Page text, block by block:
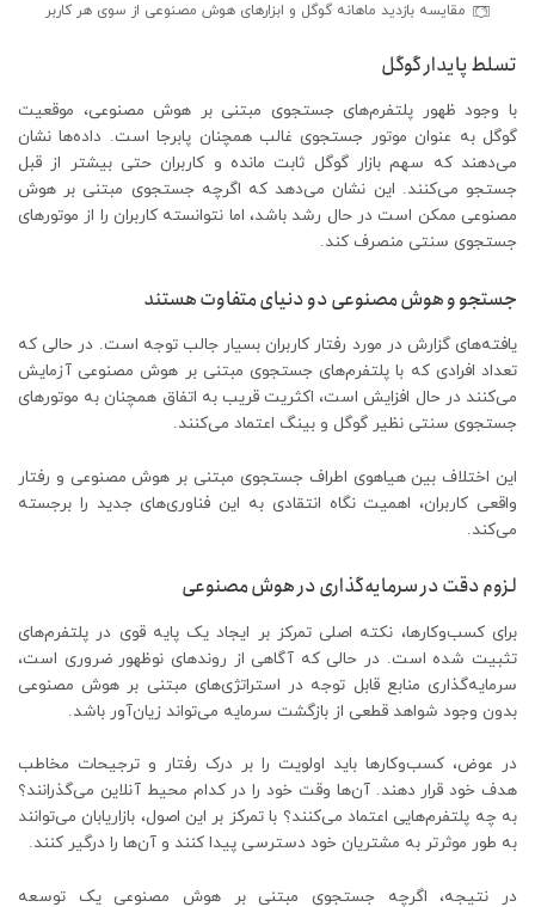
مقایسه بازدید ماهانه گوگل و ابزارهای هوش مصنوعی از سوی هر کاربر
تسلط پایدار گوگل
با وجود ظهور پلتفرم‌های جستجوی مبتنی بر هوش مصنوعی، موقعیت
گوگل به عنوان موتور جستجوی غالب همچنان پابرجا است. داده‌ها نشان
می‌دهند که سهم بازار گوگل ثابت مانده و کاربران حتی بیشتر از قبل
جستجو می‌کنند. این نشان می‌دهد که اگرچه جستجوی مبتنی بر هوش
مصنوعی ممکن است در حال رشد باشد، اما نتوانسته کاربران را از موتورهای
جستجوی سنتی منصرف کند.
جستجو و هوش مصنوعی دو دنیای متفاوت هستند
یافته‌های گزارش در مورد رفتار کاربران بسیار جالب توجه است. در حالی که
تعداد افرادی که با پلتفرم‌های جستجوی مبتنی بر هوش مصنوعی آزمایش
می‌کنند در حال افزایش است، اکثریت قریب به اتفاق همچنان به موتورهای
جستجوی سنتی نظیر گوگل و بینگ اعتماد می‌کنند.
این اختلاف بین هیاهوی اطراف جستجوی مبتنی بر هوش مصنوعی و رفتار
واقعی کاربران، اهمیت نگاه انتقادی به این فناوری‌های جدید را برجسته
می‌کند.
لزوم دقت در سرمایه‌گذاری در هوش مصنوعی
برای کسب‌وکارها، نکته اصلی تمرکز بر ایجاد یک پایه قوی در پلتفرم‌های
تثبیت شده است. در حالی که آگاهی از روندهای نوظهور ضروری است،
سرمایه‌گذاری منابع قابل توجه در استراتژی‌های مبتنی بر هوش مصنوعی
بدون وجود شواهد قطعی از بازگشت سرمایه می‌تواند زیان‌آور باشد.
در عوض، کسب‌وکارها باید اولویت را بر درک رفتار و ترجیحات مخاطب
هدف خود قرار دهند. آن‌ها وقت خود را در کدام محیط آنلاین می‌گذرانند؟
به چه پلتفرم‌هایی اعتماد می‌کنند؟ با تمرکز بر این اصول، بازاریابان می‌توانند
به طور موثرتر به مشتریان خود دسترسی پیدا کنند و آن‌ها را درگیر کنند.
در نتیجه، اگرچه جستجوی مبتنی بر هوش مصنوعی یک توسعه